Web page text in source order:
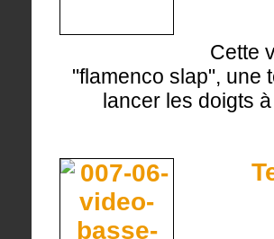
Cette
"flamenco slap", une
lancer les doigts